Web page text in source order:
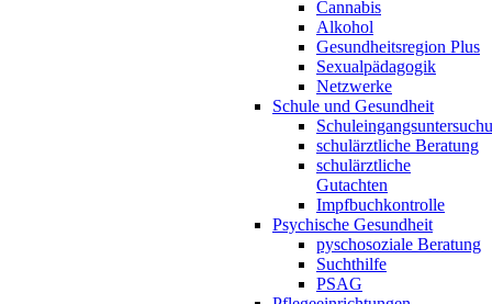
Cannabis
Alkohol
Gesundheitsregion Plus
Sexualpädagogik
Netzwerke
Schule und Gesundheit
schulärztliche Beratung
schulärztliche
Gutachten
Impfbuchkontrolle
Psychische Gesundheit
pyschosoziale Beratung
Suchthilfe
PSAG